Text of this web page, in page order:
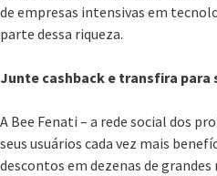
de empresas intensivas em
parte dessa riqueza.
Junte cashback e transfira para
A Bee Fenati – a rede social dos
seus usuários cada vez mais
descontos em dezenas de